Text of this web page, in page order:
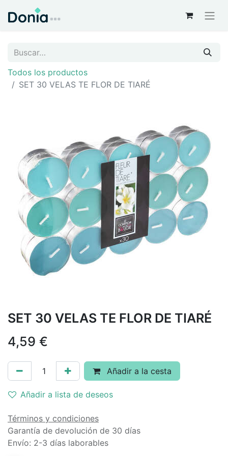
Todos los productos
SET 30 VELAS TE FLOR DE TIARÉ
SET 30 VELAS TE FLOR DE TIARÉ
4,59 €
Añadir a la cesta
Añadir a lista de deseos
Términos y condiciones
Garantía de devolución de 30 días
Envío: 2-3 días laborables